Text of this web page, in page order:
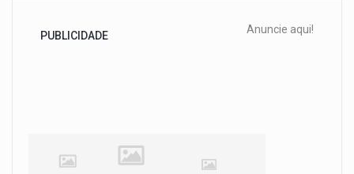
PUBLICIDADE Anuncie aqui!